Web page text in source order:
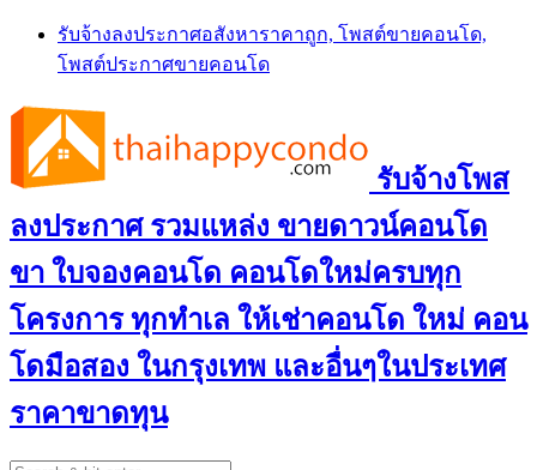
Skip
content
รับจ้างลงประกาศอสังหาราคาถูก, โพสต์ขายคอนโด,
โพสต์ประกาศขายคอนโด
รับจ้างโพส
ลงประกาศ รวมแหล่ง ขายดาวน์คอนโด
ขา ใบจองคอนโด คอนโดใหม่ครบทุก
โครงการ ทุกทำเล ให้เช่าคอนโด ใหม่ คอน
โดมือสอง ในกรุงเทพ และอื่นๆในประเทศ
ราคาขาดทุน